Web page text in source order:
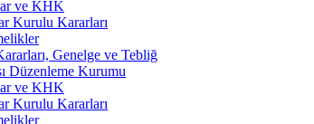
ve KHK
Kurulu Kararları
Genelge ve Tebliğ
Düzenleme Kurumu
ve KHK
Kurulu Kararları